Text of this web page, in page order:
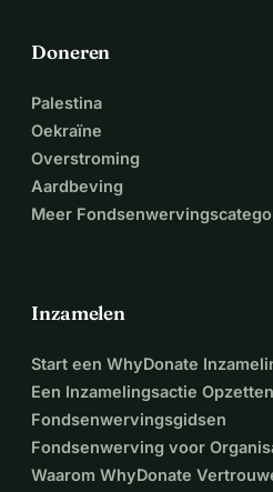
Doneren
Palestina
Oekraïne
Overstroming
Aardbeving
Meer
Inzamelen
Start een WhyDonate
Een Inzamelingsactie
Fondsenwervingsgidsen
Fondsenwerving voor
Waarom WhyDonate